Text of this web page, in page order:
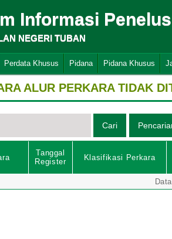
Informasi
NEGERI TUBAN
Perdata Khusus Pidana Pidana Khusus
ALUR PERKARA TIDAK
Tanggal
Register
Klasifikasi Perkara